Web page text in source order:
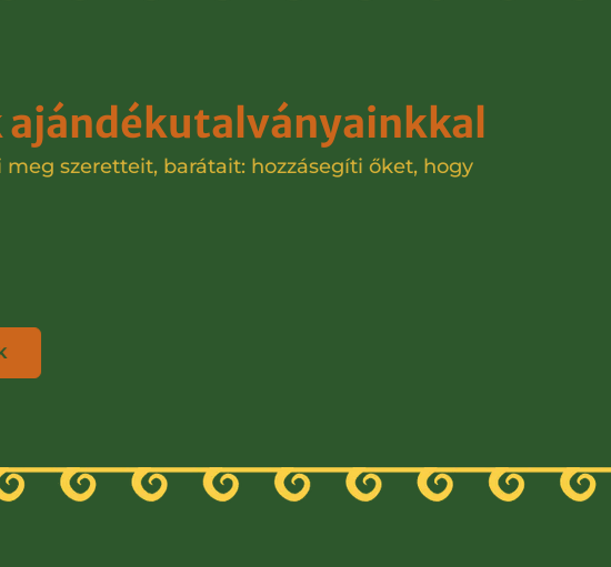
ajándékutalványainkkal
szeretteit, barátait: hozzásegíti őket, hogy